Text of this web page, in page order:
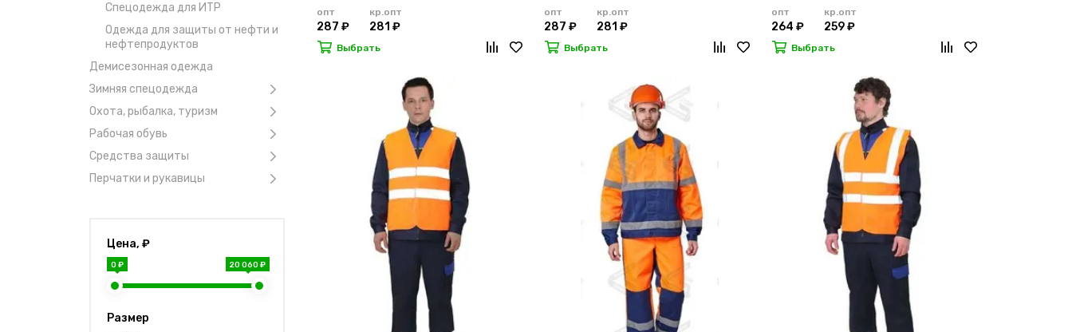
Спецодежда для ИТР
Одежда для защиты от нефти и
нефтепродуктов
Демисезонная одежда
Зимняя спецодежда
Охота, рыбалка, туризм
Рабочая обувь
Средства защиты
Перчатки и рукавицы
Цена, ₽
0 ₽ 20 060 ₽
Размер
опт
287 ₽
кр.опт
281 ₽
Выбрать
опт
287 ₽
кр.опт
281 ₽
Выбрать
опт
264 ₽
кр.опт
259 ₽
Выбрать